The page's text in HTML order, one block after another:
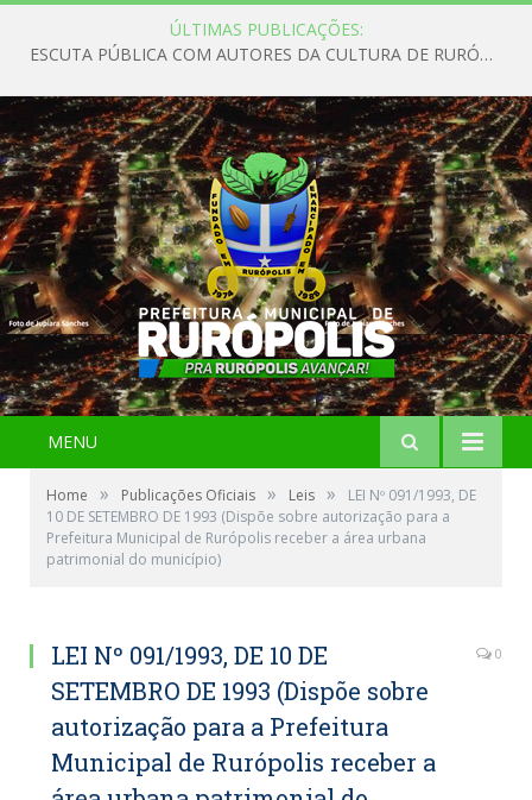
ÚLTIMAS PUBLICAÇÕES:
ESCUTA PÚBLICA COM AUTORES DA CULTURA DE RURÓPOLIS
MENU
Home » Publicações Oficiais » Leis »
LEI Nº 091/1993, DE
10 DE SETEMBRO DE 1993 (Dispõe sobre autorização para a
Prefeitura Municipal de Rurópolis receber a área urbana
patrimonial do município)
LEI Nº 091/1993, DE 10 DE
SETEMBRO DE 1993 (Dispõe sobre
autorização para a Prefeitura
Municipal de Rurópolis receber a
0